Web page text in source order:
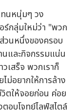
นหนุ่มๆ วง
ร์กลุ่มใหม่ว่า "พวก
ส่วนหนึ่งของครอบ
นและกิจกรรมแน่น
เสร็จ พวกเราก็
ม่อยากให้การล้าง
ตให้จอยก่อน ค่อย
อบโจทย์ไลฟ์สไตล์